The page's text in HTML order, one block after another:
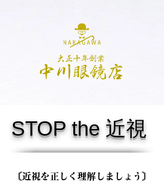
STOP the 近視
〔近視を正しく理解しましょう〕